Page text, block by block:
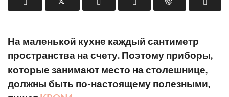
На маленькой кухне каждый сантиметр
пространства на счету. Поэтому приборы,
которые занимают место на столешнице,
должны быть по-настоящему полезными,